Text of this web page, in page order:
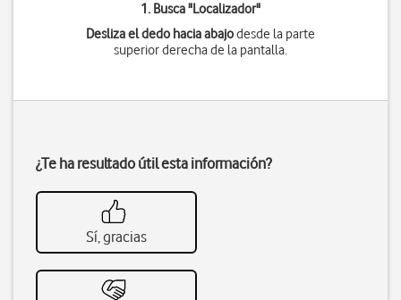
1. Busca "Localizador"
Desliza el dedo hacia abajodesde la parte
superior derecha de la pantalla.
¿Te ha resultado útil esta información?
Sí, gracias